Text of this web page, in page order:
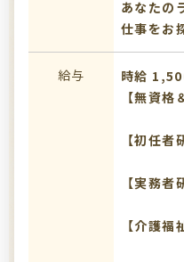
あなたの
仕事をお
給与
時給
【無資
【初任
【実務
【介護